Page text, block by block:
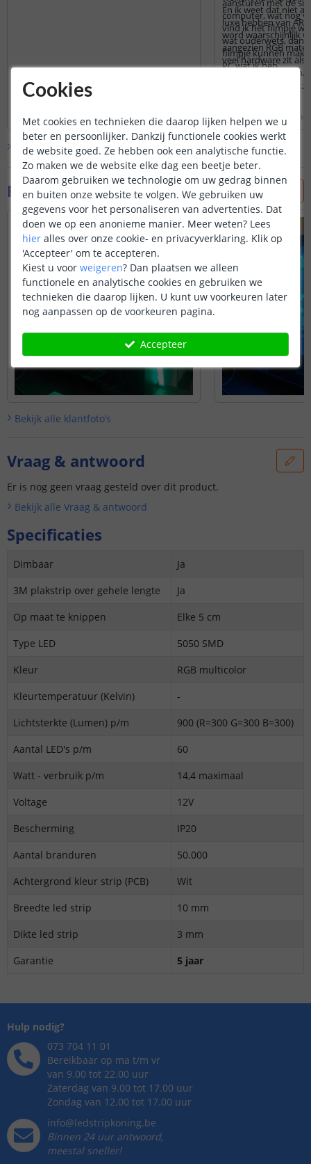
dian| 18 oktober 2021 |
Gebaseerd op
'PC led strip set 1 meter RGB Premium
lees meer
aansturen met de
computer, wat nog
vind ik het filmpje
wat ouderwets, dan
filmpje kunnen
PC wat ik heb.
En ik weet dat niet
luxe hebben van
word waarschijnlijk
aangezien RGB
veel hardware zit als
of zelf gaat bouwen.
Gilian Matthijs van der
ri 2021 |Gebaseerd op de
et 1 meter RGB Premium
Bekijk alle 13 reviews
Foto's van klanten
Bekijk alle klantfoto’s
Vraag & antwoord
Er is nog geen vraag gesteld over dit product.
Bekijk alle Vraag & antwoord
Specificaties
Dimbaar
Ja
3M plakstrip over gehele lengte
Ja
Op maat te knippen
Elke 5 cm
Type LED
5050 SMD
Kleur
RGB multicolor
Kleurtemperatuur (Kelvin)
-
Lichtsterkte (Lumen) p/m
900 (R=300 G=300 B=300)
Aantal LED's p/m
60
Watt - verbruik p/m
14,4 maximaal
Voltage
12V
Bescherming
IP20
Aantal branduren
50.000
Achtergrond kleur strip (PCB)
Wit
Breedte led strip
10 mm
Dikte led strip
3 mm
Garantie
5 jaar
Hulp nodig?
073 704 11 01
Bereikbaar op ma t/m vr
van 9.00 tot 22.00 uur
Zaterdag van 9.00 tot 17.00 uur
Zondag van 12.00 tot 17.00 uur
info@ledstripkoning.be
Binnen 24 uur antwoord,
meestal sneller!
Cookies
Met cookies en technieken die daarop lijken helpen we u
beter en persoonlijker. Dankzij functionele cookies werkt
de website goed. Ze hebben ook een analytische functie.
Zo maken we de website elke dag een beetje beter.
Daarom gebruiken we technologie om uw gedrag binnen
en buiten onze website te volgen. We gebruiken uw
gegevens voor het personaliseren van advertenties. Dat
doen we op een anonieme manier. Meer weten? Lees
hier alles over onze cookie- en privacyverklaring. Klik op
'Accepteer' om te accepteren.
Kiest u voor weigeren? Dan plaatsen we alleen
functionele en analytische cookies en gebruiken we
technieken die daarop lijken. U kunt uw voorkeuren later
nog aanpassen op de voorkeuren pagina.
Accepteer